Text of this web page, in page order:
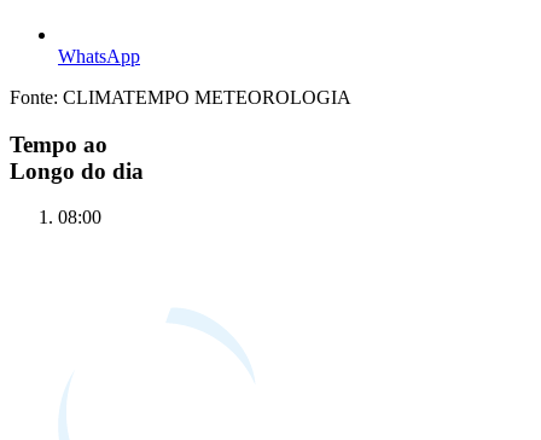
WhatsApp
Fonte: CLIMATEMPO METEOROLOGIA
Tempo ao
Longo do dia
08:00